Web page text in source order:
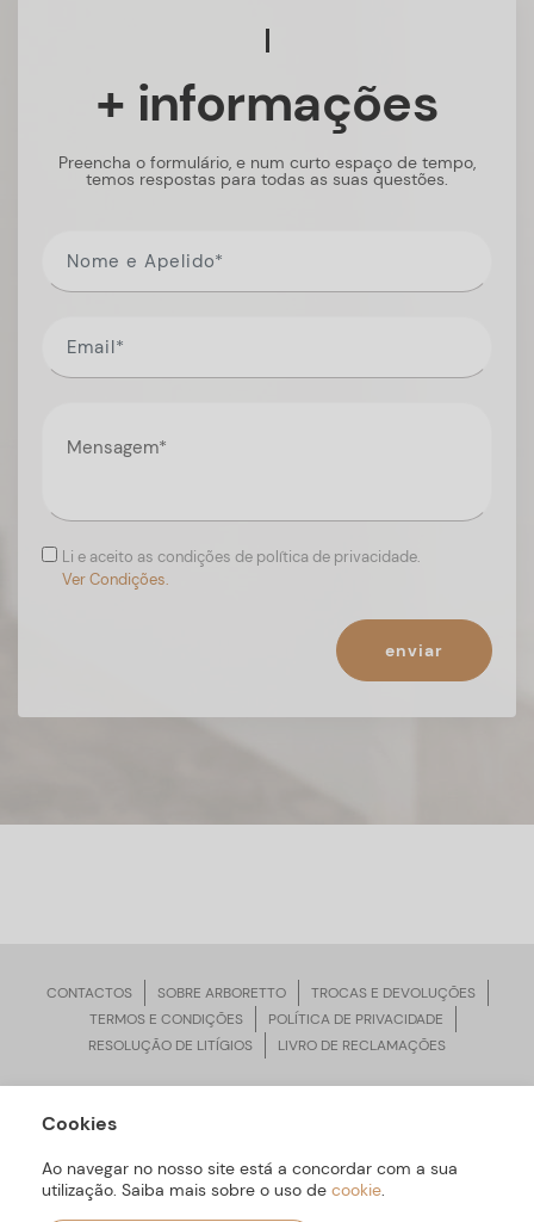
+ informações
Preencha o formulário, e num curto espaço de tempo,
temos respostas para todas as suas questões.
Li e aceito as condições de política de privacidade.
Ver Condições.
enviar
CONTACTOS SOBRE ARBORETTO
TROCAS E DEVOLUÇÕES
TERMOS E CONDIÇÕES
POLÍTICA DE PRIVACIDADE
RESOLUÇÃO DE LITÍGIOS
LIVRO DE RECLAMAÇÕES
ARBORETTO © Todos os Direitos Reservados | Desenvolvido por
Cookies
Ao navegar no nosso site está a concordar com a sua
utilização. Saiba mais sobre o uso de cookie.